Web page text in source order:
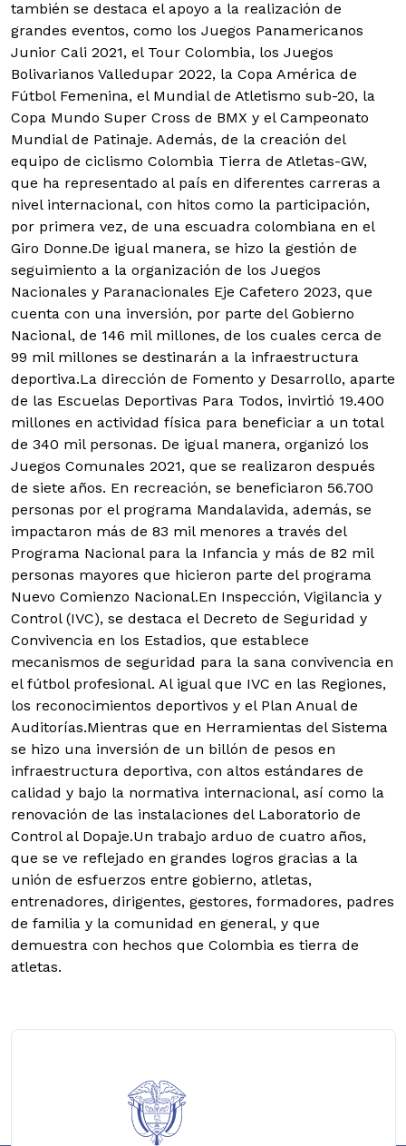
también se destaca el apoyo a la realización de
grandes eventos, como los Juegos Panamericanos
Junior Cali 2021, el Tour Colombia, los Juegos
Bolivarianos Valledupar 2022, la Copa América de
Fútbol Femenina, el Mundial de Atletismo sub-20, la
Copa Mundo Super Cross de BMX y el Campeonato
Mundial de Patinaje. Además, de la creación del
equipo de ciclismo Colombia Tierra de Atletas-GW,
que ha representado al país en diferentes carreras a
nivel internacional, con hitos como la participación,
por primera vez, de una escuadra colombiana en el
Giro Donne.De igual manera, se hizo la gestión de
seguimiento a la organización de los Juegos
Nacionales y Paranacionales Eje Cafetero 2023, que
cuenta con una inversión, por parte del Gobierno
Nacional, de 146 mil millones, de los cuales cerca de
99 mil millones se destinarán a la infraestructura
deportiva.La dirección de Fomento y Desarrollo, aparte
de las Escuelas Deportivas Para Todos, invirtió 19.400
millones en actividad física para beneficiar a un total
de 340 mil personas. De igual manera, organizó los
Juegos Comunales 2021, que se realizaron después
de siete años. En recreación, se beneficiaron 56.700
personas por el programa Mandalavida, además, se
impactaron más de 83 mil menores a través del
Programa Nacional para la Infancia y más de 82 mil
personas mayores que hicieron parte del programa
Nuevo Comienzo Nacional.En Inspección, Vigilancia y
Control (IVC), se destaca el Decreto de Seguridad y
Convivencia en los Estadios, que establece
mecanismos de seguridad para la sana convivencia en
el fútbol profesional. Al igual que IVC en las Regiones,
los reconocimientos deportivos y el Plan Anual de
Auditorías.Mientras que en Herramientas del Sistema
se hizo una inversión de un billón de pesos en
infraestructura deportiva, con altos estándares de
calidad y bajo la normativa internacional, así como la
renovación de las instalaciones del Laboratorio de
Control al Dopaje.Un trabajo arduo de cuatro años,
que se ve reflejado en grandes logros gracias a la
unión de esfuerzos entre gobierno, atletas,
entrenadores, dirigentes, gestores, formadores, padres
de familia y la comunidad en general, y que
demuestra con hechos que Colombia es tierra de
atletas.